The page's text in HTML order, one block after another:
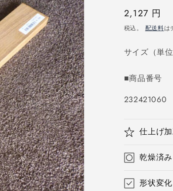
通
常
格
2,127 円
税込。 配送料は
サイズ（単
■商品番号
SKU:
232421060
仕上げ
乾燥済み
形状変